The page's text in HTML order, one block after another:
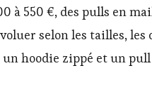
à 550 €, des pulls en
selon les tailles, les
un hoodie zippé et un